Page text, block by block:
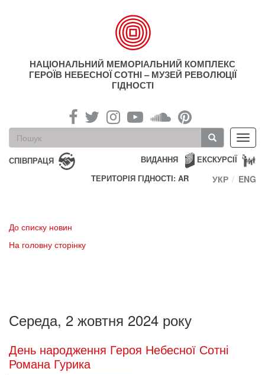
НАЦІОНАЛЬНИЙ МЕМОРІАЛЬНИЙ КОМПЛЕКС
ГЕРОЇВ НЕБЕСНОЇ СОТНІ – МУЗЕЙ РЕВОЛЮЦІЇ
ГІДНОСТІ
Пошукова
форма
Пошук
СПІВПРАЦЯ ЕКСКУРСІЇ
ВИДАННЯ
ТЕРИТОРІЯ ГІДНОСТІ: AR
УКР ENG
До списку новин
На головну сторінку
Середа, 2 жовтня 2024 року
День народження Героя Небесної Сотні
Романа Гурика